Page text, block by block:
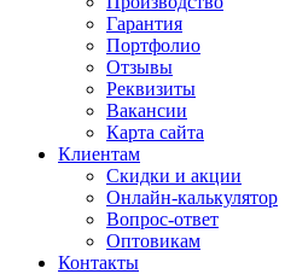
Гарантия
Портфолио
Отзывы
Реквизиты
Вакансии
Карта сайта
Клиентам
Скидки и акции
Онлайн-калькулятор
Вопрос-ответ
Оптовикам
Контакты